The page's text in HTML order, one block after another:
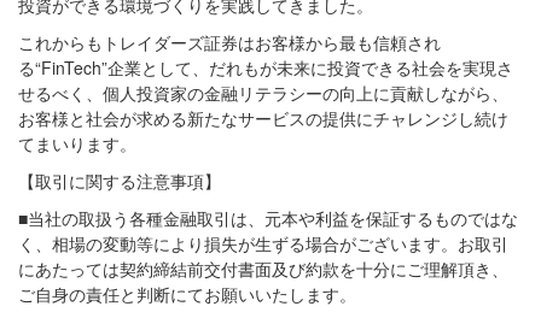
投資ができる環境づくりを実践してきました。
これからもトレイダーズ証券はお客様から最も信頼され
る“FinTech”企業として、だれもが未来に投資できる社会を実現さ
せるべく、個人投資家の金融リテラシーの向上に貢献しながら、
お客様と社会が求める新たなサービスの提供にチャレンジし続け
てまいります。
【取引に関する注意事項】
■当社の取扱う各種金融取引は、元本や利益を保証するものではな
く、相場の変動等により損失が生ずる場合がございます。お取引
にあたっては契約締結前交付書面及び約款を十分にご理解頂き、
ご自身の責任と判断にてお願いいたします。